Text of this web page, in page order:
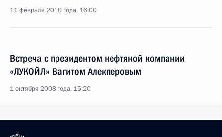
11 февраля 2010 года, 16:00
Встреча с президентом нефтяной компании
«ЛУКОЙЛ» Вагитом Алекперовым
1 октября 2008 года, 15:20